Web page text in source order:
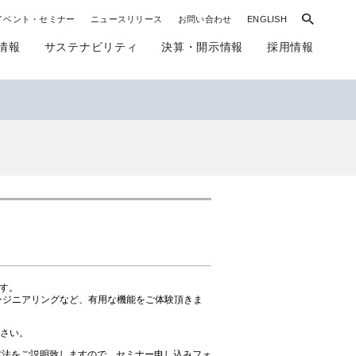
ベント・セミナー ニュースリリース お問い合わせ ENGLISH
報 サステナビリティ 決算・開示情報 採用情報
。
ニアリングなど、有用な機能をご体験頂きま
い。